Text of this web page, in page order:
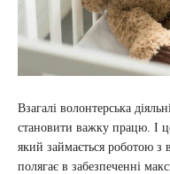
Взагалі волонтерська
становити важку працю. І
який займається роботою з
полягає в забезпеченні